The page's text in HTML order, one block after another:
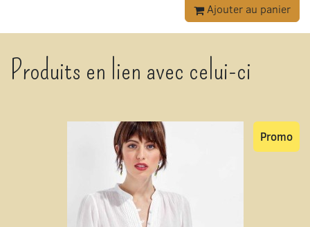
Ajouter au panier
Produits en lien avec celui-ci
Promo